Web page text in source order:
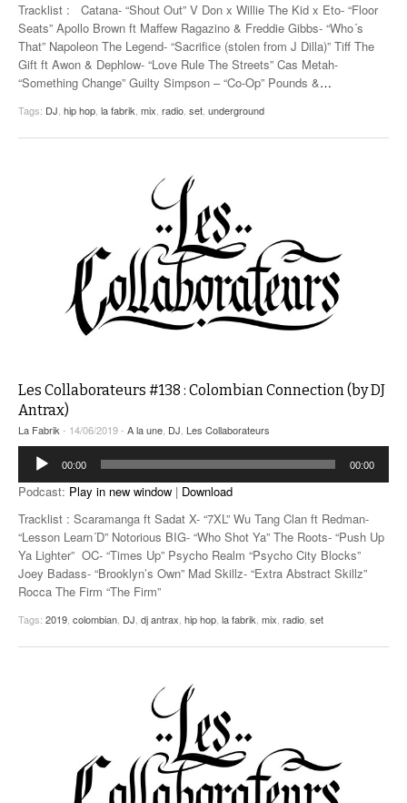
Tracklist : Catana- “Shout Out” V Don x Willie The Kid x Eto- “Floor
Seats” Apollo Brown ft Maffew Ragazino & Freddie Gibbs- “Who´s
That” Napoleon The Legend- “Sacrifice (stolen from J Dilla)” Tiff The
Gift ft Awon & Dephlow- “Love Rule The Streets” Cas Metah-
“Something Change” Guilty Simpson – “Co-Op” Pounds &…
Tags: DJ hip hop la fabrik mix radio set underground
Les Collaborateurs #138 : Colombian Connection (by DJ
Antrax)
La Fabrik - 14/06/2019 - A la une DJ Les Collaborateurs
Lecteur
audio
00:00 00:00
Podcast: Play in new window | Download
Tracklist : Scaramanga ft Sadat X- “7XL” Wu Tang Clan ft Redman-
“Lesson Learn´D” Notorious BIG- “Who Shot Ya” The Roots- “Push Up
Ya Lighter” OC- “Times Up” Psycho Realm “Psycho City Blocks”
Joey Badass- “Brooklyn’s Own” Mad Skillz- “Extra Abstract Skillz”
Rocca The Firm “The Firm”
Tags: 2019 colombian DJ dj antrax hip hop la fabrik mix radio set